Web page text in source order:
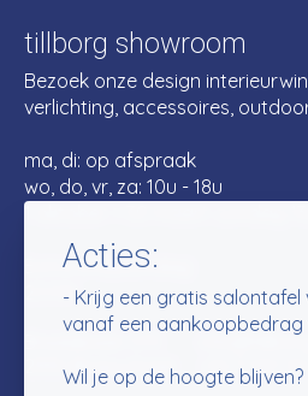
tillborg showroom
Bezoek onze design
verlichting, accessoires,
ma, di: op afspraak
wo, do, vr, za: 10u - 18u
Extra shopzondag:
27/09
2930 Brasschaat
+32 3 501 50
Acties:
- Krijg een gratis salontafel
vanaf een aankoopbedrag
Wil je op de hoogte blijven?